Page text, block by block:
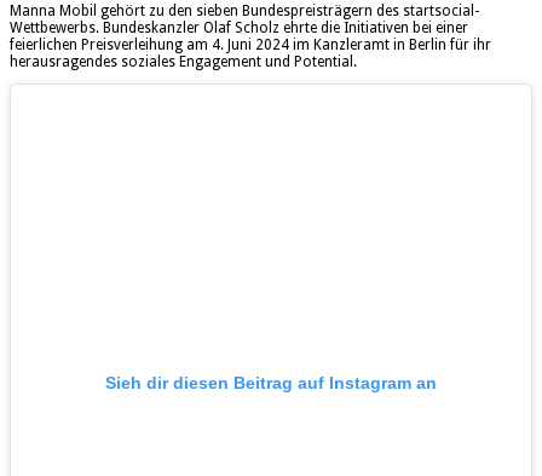
Manna Mobil gehört zu den sieben Bundespreisträgern des startsocial-
Wettbewerbs. Bundeskanzler Olaf Scholz ehrte die Initiativen bei einer
feierlichen Preisverleihung am 4. Juni 2024 im Kanzleramt in Berlin für ihr
herausragendes soziales Engagement und Potential.
Sieh dir diesen Beitrag auf Instagram an